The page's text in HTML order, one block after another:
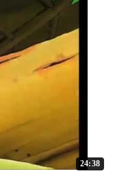
24:38